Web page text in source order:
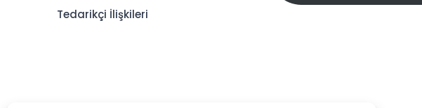
Tedarikçi İlişkileri